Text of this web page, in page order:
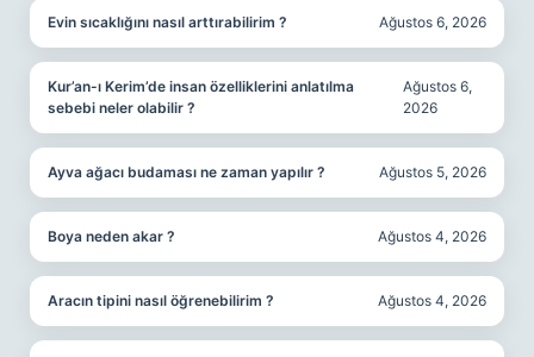
Evin sıcaklığını nasıl arttırabilirim ? Ağustos 6, 2026
Kur’an-ı Kerim’de insan özelliklerini anlatılma
sebebi neler olabilir ?
Ağustos 6,
2026
Ayva ağacı budaması ne zaman yapılır ? Ağustos 5, 2026
Boya neden akar ? Ağustos 4, 2026
Aracın tipini nasıl öğrenebilirim ? Ağustos 4, 2026